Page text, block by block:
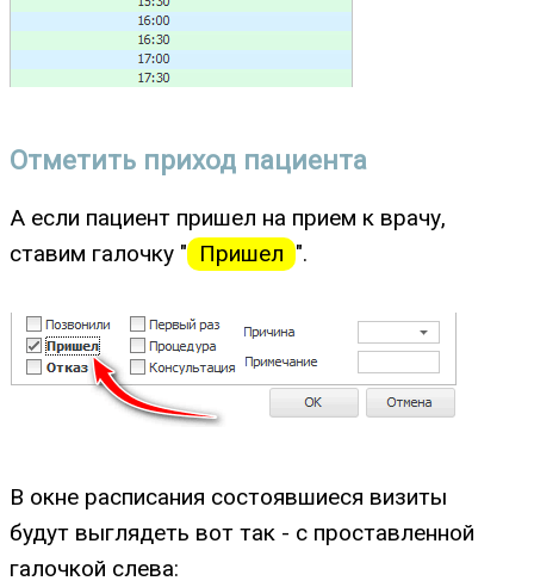
Отметить приход пациента
А если пациент пришел на прием к врачу,
ставим галочку " Пришел ".
В окне расписания состоявшиеся визиты
будут выглядеть вот так - с проставленной
галочкой слева: